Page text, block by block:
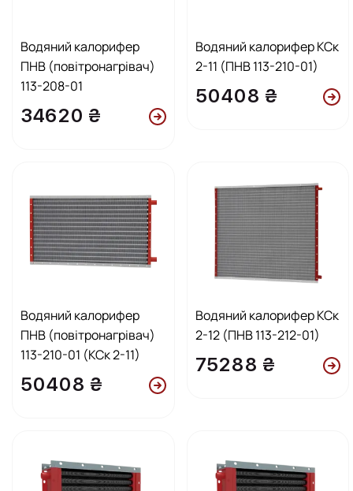
Водяний калорифер
ПНВ (повітронагрівач)
113-208-01
34620 ₴
Водяний калорифер КСк
2-11 (ПНВ 113-210-01)
50408 ₴
Водяний калорифер
ПНВ (повітронагрівач)
113-210-01 (КСк 2-11)
50408 ₴
Водяний калорифер КСк
2-12 (ПНВ 113-212-01)
75288 ₴